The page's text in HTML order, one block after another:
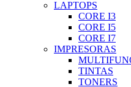
LAPTOPS
CORE I3
CORE I5
CORE I7
IMPRESORAS
TINTAS
TONERS